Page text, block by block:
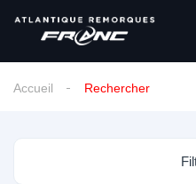
Accueil Rechercher